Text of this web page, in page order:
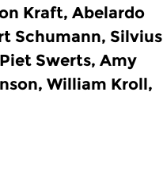
Kraft, Abelardo
Schumann, Silvius
Swerts, Amy
William Kroll,